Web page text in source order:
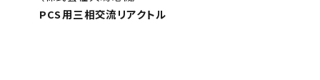
PCS用三相交流リアクトル